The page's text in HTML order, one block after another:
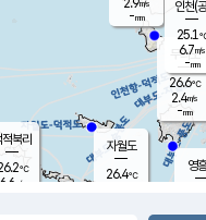
무의도
26.6℃
2.4m/s
-mm
영
자월도
26.4℃
m/s
-mm
적북리
℃
6.6 m/s
인천(
25.1
6.7m/s
-mm